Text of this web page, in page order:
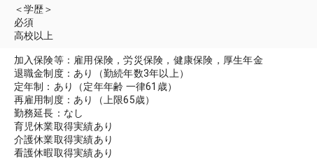
＜学歴＞
必須
高校以上
加入保険等：雇用保険，労災保険，健康保険，厚生年金
退職金制度：あり（勤続年数3年以上）
定年制：あり（定年年齢 一律61歳）
再雇用制度：あり（上限65歳）
勤務延長：なし
育児休業取得実績あり
介護休業取得実績あり
看護休暇取得実績あり